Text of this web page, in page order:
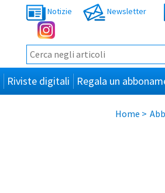
Notizie Newsletter
Riviste digitali Regala un
Home >